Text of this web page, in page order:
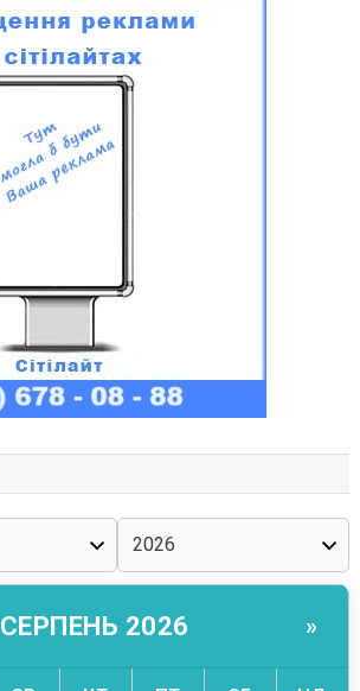
СЕРПЕНЬ 2026 »